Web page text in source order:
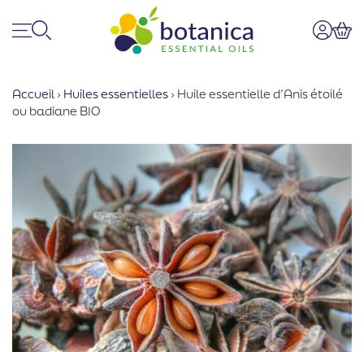
Accueil › Huiles essentielles › Huile essentielle d’Anis étoilé
ou badiane BIO